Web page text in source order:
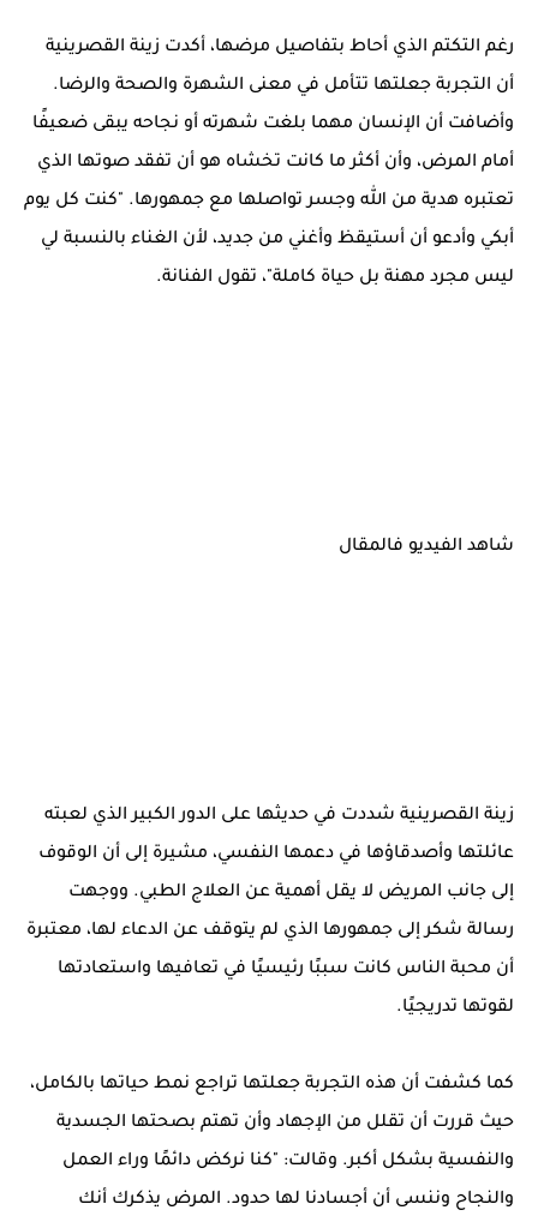
رغم التكتم الذي أحاط بتفاصيل مرضها، أكدت زينة القصرينية
أن التجربة جعلتها تتأمل في معنى الشهرة والصحة والرضا.
وأضافت أن الإنسان مهما بلغت شهرته أو نجاحه يبقى ضعيفًا
أمام المرض، وأن أكثر ما كانت تخشاه هو أن تفقد صوتها الذي
تعتبره هدية من الله وجسر تواصلها مع جمهورها. "كنت كل يوم
أبكي وأدعو أن أستيقظ وأغني من جديد، لأن الغناء بالنسبة لي
ليس مجرد مهنة بل حياة كاملة"، تقول الفنانة.
شاهد الفيديو فالمقال
زينة القصرينية شددت في حديثها على الدور الكبير الذي لعبته
عائلتها وأصدقاؤها في دعمها النفسي، مشيرة إلى أن الوقوف
إلى جانب المريض لا يقل أهمية عن العلاج الطبي. ووجهت
رسالة شكر إلى جمهورها الذي لم يتوقف عن الدعاء لها، معتبرة
أن محبة الناس كانت سببًا رئيسيًا في تعافيها واستعادتها
لقوتها تدريجيًا.
كما كشفت أن هذه التجربة جعلتها تراجع نمط حياتها بالكامل،
حيث قررت أن تقلل من الإجهاد وأن تهتم بصحتها الجسدية
والنفسية بشكل أكبر. وقالت: "كنا نركض دائمًا وراء العمل
والنجاح وننسى أن أجسادنا لها حدود. المرض يذكرك أنك